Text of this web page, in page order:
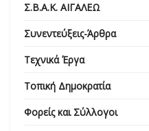
Σ.Β.Α.Κ. ΑΙΓΑΛΕΩ
Συνεντεύξεις-Άρθρα
Τεχνικά Έργα
Τοπική Δημοκρατία
Φορείς και Σύλλογοι